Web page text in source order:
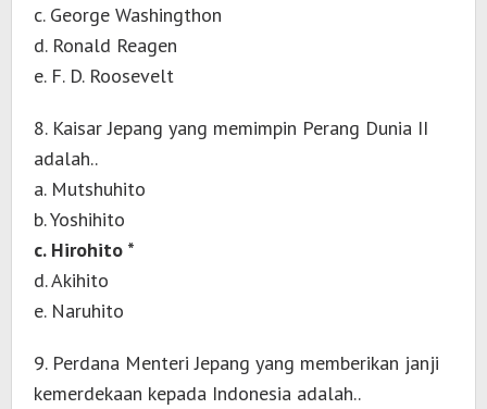
c. George Washingthon
d. Ronald Reagen
e. F. D. Roosevelt
8. Kaisar Jepang yang memimpin Perang Dunia II
adalah..
a. Mutshuhito
b. Yoshihito
c. Hirohito *
d. Akihito
e. Naruhito
9. Perdana Menteri Jepang yang memberikan janji
kemerdekaan kepada Indonesia adalah..